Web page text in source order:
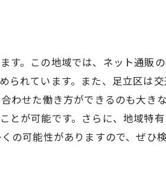
す。この地域では、ネット通販
られています。また、足立区は
わせた働き方ができるのも大き
とが可能です。さらに、地域特
の可能性がありますので、ぜひ